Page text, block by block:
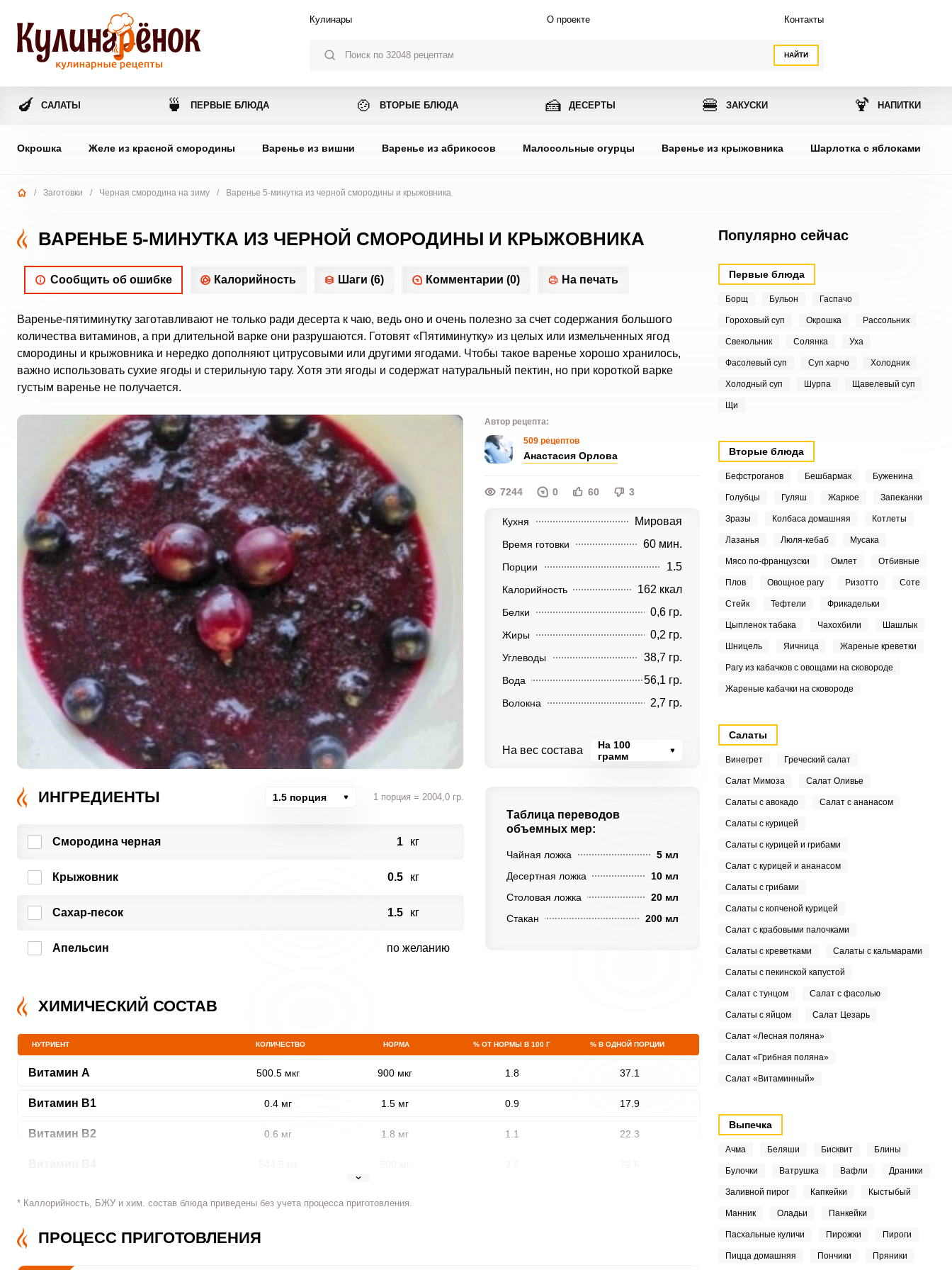
НАЙТИ
Кулинары О проекте Контакты
🍆 САЛАТЫ 🍵 ПЕРВЫЕ БЛЮДА 🍲 ВТОРЫЕ БЛЮДА 🍰 ДЕСЕРТЫ 🍔 ЗАКУСКИ 🍹 НАПИТКИ
Окрошка Желе из красной смородины Варенье из вишни Варенье из абрикосов Малосольные огурцы Варенье из крыжовника Шарлотка с яблоками
/ Заготовки / Черная смородина на зиму / Варенье 5-минутка из черной смородины и крыжовника
ВАРЕНЬЕ 5-МИНУТКА ИЗ ЧЕРНОЙ СМОРОДИНЫ И КРЫЖОВНИКА
Сообщить об ошибке Калорийность Шаги (6) Комментарии (0) На печать
Варенье-пятиминутку заготавливают не только ради десерта к чаю, ведь оно и очень полезно за счет содержания большого
количества витаминов, а при длительной варке они разрушаются. Готовят «Пятиминутку» из целых или измельченных ягод
смородины и крыжовника и нередко дополняют цитрусовыми или другими ягодами. Чтобы такое варенье хорошо хранилось,
важно использовать сухие ягоды и стерильную тару. Хотя эти ягоды и содержат натуральный пектин, но при короткой варке
густым варенье не получается.
Автор рецепта:
509 рецептов
Анастасия Орлова
7244 0 60 3
Кухня Мировая
Время готовки 60 мин.
Порции 1.5
Калорийность 162 ккал
Белки 0,6 гр.
Жиры 0,2 гр.
Углеводы 38,7 гр.
Вода 56,1 гр.
Волокна 2,7 гр.
На вес состава
На 100
грамм
ИНГРЕДИЕНТЫ 1.5 порция 1 порция = 2004,0 гр.
Смородина черная 1 кг
Крыжовник 0.5 кг
Сахар-песок 1.5 кг
Апельсин по желанию
Таблица переводов
объемных мер:
Чайная ложка
5 мл
Десертная ложка
10 мл
Столовая ложка
20 мл
Стакан
200 мл
ХИМИЧЕСКИЙ СОСТАВ
НУТРИЕНТ КОЛИЧЕСТВО НОРМА % ОТ НОРМЫ В 100 Г % В ОДНОЙ ПОРЦИИ
Витамин A 500.5 мкг 900 мкг 1.8 37.1
Витамин В1 0.4 мг 1.5 мг 0.9 17.9
Витамин В2 0.6 мг 1.8 мг 1.1 22.3
* Каллорийность, БЖУ и хим. состав блюда приведены без учета процесса приготовления.
ПРОЦЕСС ПРИГОТОВЛЕНИЯ
Популярно сейчас
Первые блюда
Борщ Бульон Гаспачо
Гороховый суп Окрошка Рассольник
Свекольник Солянка Уха
Фасолевый суп Суп харчо Холодник
Холодный суп Шурпа Щавелевый суп
Щи
Вторые блюда
Бефстроганов Бешбармак Буженина
Голубцы Гуляш Жаркое Запеканки
Зразы Колбаса домашняя Котлеты
Лазанья Люля-кебаб Мусака
Мясо по-французски Омлет Отбивные
Плов Овощное рагу Ризотто Соте
Стейк Тефтели Фрикадельки
Цыпленок табака Чахохбили Шашлык
Шницель Яичница Жареные креветки
Рагу из кабачков с овощами на сковороде
Жареные кабачки на сковороде
Салаты
Винегрет Греческий салат
Салат Мимоза Салат Оливье
Салаты с авокадо Салат с ананасом
Салаты с курицей
Салаты с курицей и грибами
Салат с курицей и ананасом
Салаты с грибами
Салаты с копченой курицей
Салат с крабовыми палочками
Салаты с креветками Салаты с кальмарами
Салаты с пекинской капустой
Салат с тунцом Салат с фасолью
Салаты с яйцом Салат Цезарь
Салат «Лесная поляна»
Салат «Грибная поляна»
Салат «Витаминный»
Выпечка
Ачма Беляши Бисквит Блины
Булочки Ватрушка Вафли Драники
Заливной пирог Капкейки Кыстыбый
Манник Оладьи Панкейки
Пасхальные куличи Пирожки Пироги
Пицца домашняя Пончики Пряники